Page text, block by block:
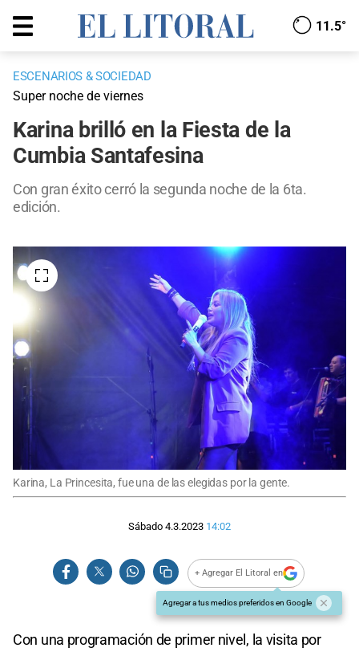
11.5°
ESCENARIOS & SOCIEDAD
Super noche de viernes
Karina brilló en la Fiesta de la
Cumbia Santafesina
Con gran éxito cerró la segunda noche de la 6ta.
edición.
Karina, La Princesita, fue una de las elegidas por la gente.
Sábado 4.3.2023 14:02
+ Agregar El Litoral en
Agregar a tus medios preferidos en Google
Con una programación de primer nivel, la visita por